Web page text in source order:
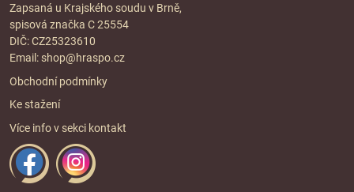
Zapsaná u Krajského soudu v Brně,
spisová značka C 25554
DIČ: CZ25323610
Email: shop@hraspo.cz
Obchodní podmínky
Ke stažení
Více info v sekci kontakt